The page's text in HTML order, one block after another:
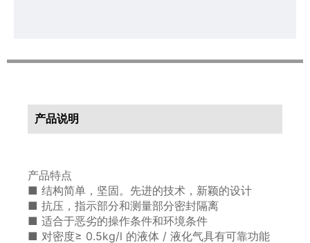
产品说明
产品特点
■ 结构简单，坚固。先进的技术，新颖的设计
■ 抗压，指示部分和测量部分密封隔离
■ 适合于恶劣的操作条件和环境条件
■ 对密度≥ 0.5kg/l 的液体 / 液化气具有可靠功能